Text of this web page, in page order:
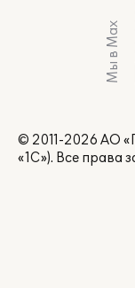
Мы в Max
© 2011-2026 АО
«1С»). Все права